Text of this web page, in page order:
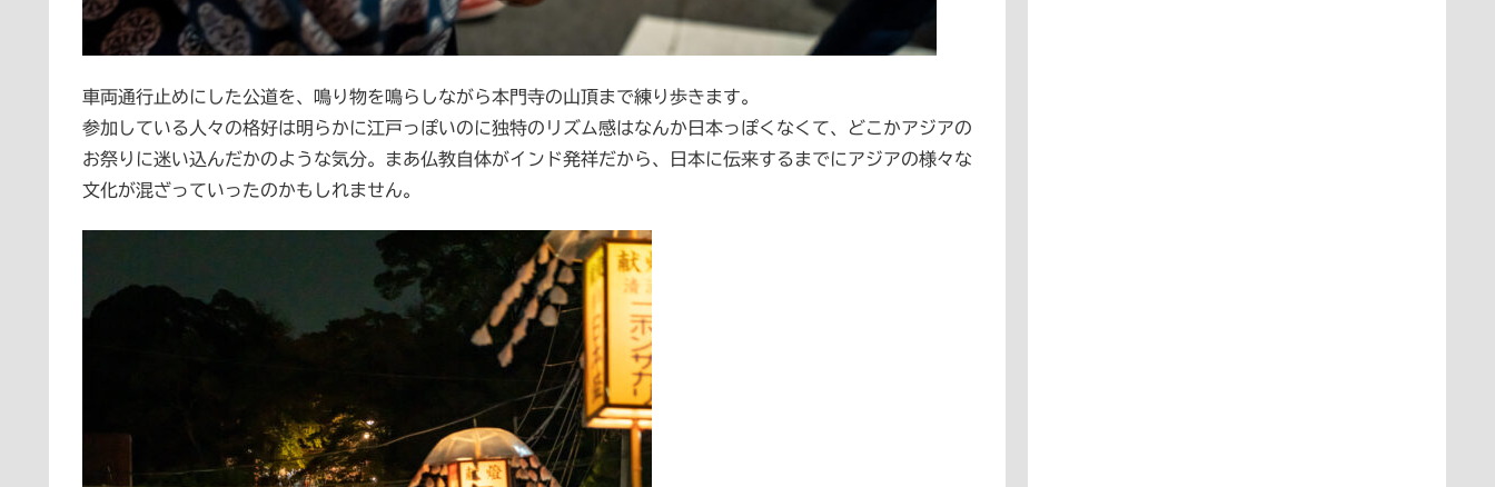
車両通行止めにした公道を、鳴り物を鳴らしながら本門寺の山頂まで練り歩きます。
参加している人々の格好は明らかに江戸っぽいのに独特のリズム感はなんか日本っぽくなくて、どこかアジアの
お祭りに迷い込んだかのような気分。まあ仏教自体がインド発祥だから、日本に伝来するまでにアジアの様々な
文化が混ざっていったのかもしれません。